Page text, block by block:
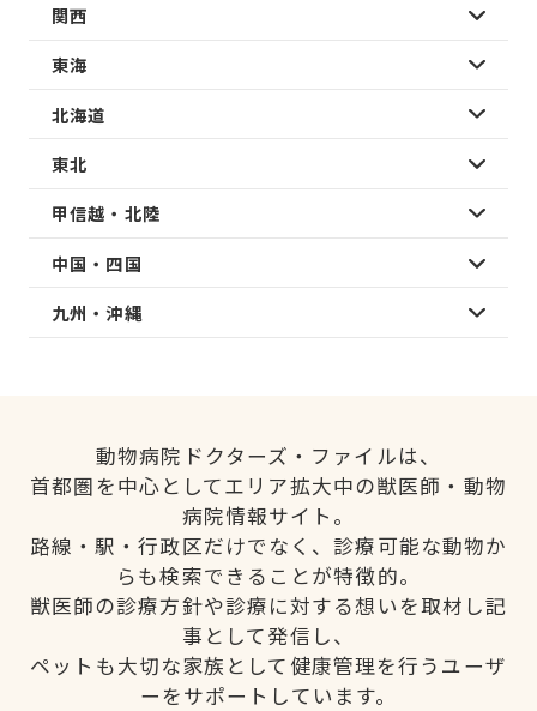
関西
東海
北海道
東北
甲信越・北陸
中国・四国
九州・沖縄
動物病院ドクターズ・ファイルは、
首都圏を中心としてエリア拡大中の獣医師・動物
病院情報サイト。
路線・駅・行政区だけでなく、診療可能な動物か
らも検索できることが特徴的。
獣医師の診療方針や診療に対する想いを取材し記
事として発信し、
ペットも大切な家族として健康管理を行うユーザ
ーをサポートしています。